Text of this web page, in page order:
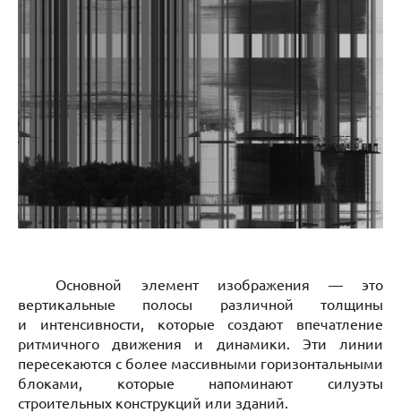
Основной элемент изображения — это
вертикальные полосы различной толщины
и интенсивности, которые создают впечатление
ритмичного движения и динамики. Эти линии
пересекаются с более массивными горизонтальными
блоками, которые напоминают силуэты
строительных конструкций или зданий.